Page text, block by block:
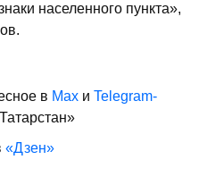
населенного пункта»,
в Max и Telegram-
«Дзен»